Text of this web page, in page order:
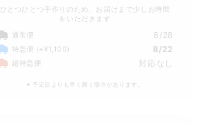
ひとつひとつ手作りのため、お届けまで少しお時間
をいただきます
通常便
8/28
特急便 (+¥1,100) 8/22
超特急便 対応なし
※ 予定日よりも早く届く場合があります。